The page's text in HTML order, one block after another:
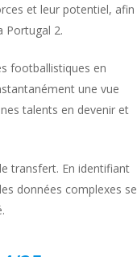
et leur potentiel, afin
Portugal 2.
footballistiques en
une vue
talents en devenir et
transfert. En identifiant
données complexes se